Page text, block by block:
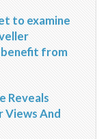
to examine
benefit from
Reveals
Views And